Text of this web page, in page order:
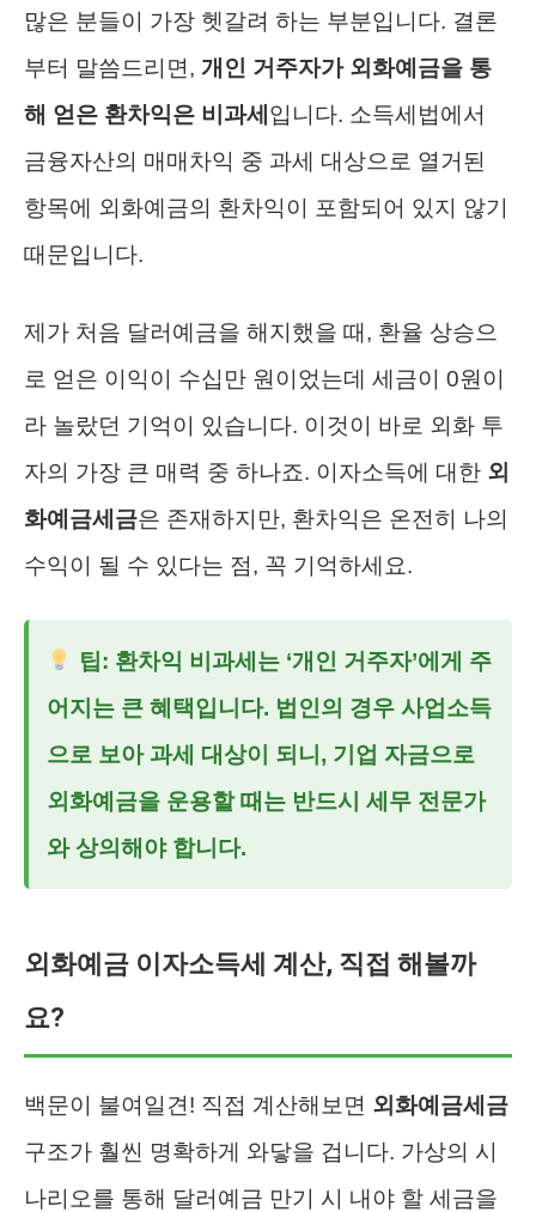
많은 분들이 가장 헷갈려 하는 부분입니다. 결론
부터 말씀드리면, 개인 거주자가 외화예금을 통
해 얻은 환차익은 비과세 입니다. 소득세법에서
금융자산의 매매차익 중 과세 대상으로 열거된
항목에 외화예금의 환차익이 포함되어 있지 않기
때문입니다.
제가 처음 달러예금을 해지했을 때, 환율 상승으
로 얻은 이익이 수십만 원이었는데 세금이 0원이
라 놀랐던 기억이 있습니다. 이것이 바로 외화 투
자의 가장 큰 매력 중 하나죠. 이자소득에 대한 외
화예금세금은 존재하지만, 환차익은 온전히 나의
수익이 될 수 있다는 점, 꼭 기억하세요.
팁: 환차익 비과세는 ‘개인 거주자’에게 주
어지는 큰 혜택입니다. 법인의 경우 사업소득
으로 보아 과세 대상이 되니, 기업 자금으로
외화예금을 운용할 때는 반드시 세무 전문가
와 상의해야 합니다.
외화예금 이자소득세 계산, 직접 해볼까
요?
백문이 불여일견! 직접 계산해보면 외화예금세금
구조가 훨씬 명확하게 와닿을 겁니다. 가상의 시
나리오를 통해 달러예금 만기 시 내야 할 세금을